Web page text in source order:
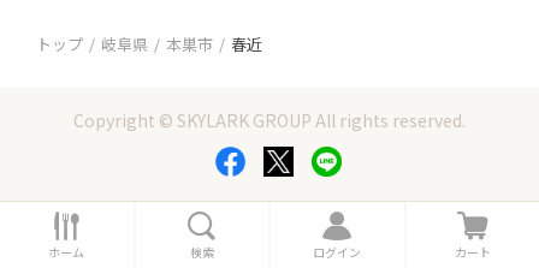
トップ 岐阜県 本巣市 春近
Copyright © SKYLARK GROUP All rights reserved.
ホ
ー
ホーム 索
検索
ロ
グ
ログイン
カ
ー
カート